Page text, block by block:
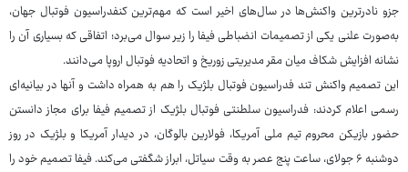
جزو نادرترین واکنش‌ها در سال‌های اخیر است که مهم‌ترین کنفدراسیون فوتبال جهان،
به‌صورت علنی یکی از تصمیمات انضباطی فیفا را زیر سوال می‌برد؛ اتفاقی که بسیاری آن را
نشانه افزایش شکاف میان مقر مدیریتی زوریخ و اتحادیه فوتبال اروپا می‌دانند.
این تصمیم واکنش تند فدراسیون فوتبال بلژیک را هم به همراه داشت و آنها در بیانیه‌ای
رسمی اعلام کردند: فدراسیون سلطنتی فوتبال بلژیک از تصمیم فیفا برای مجاز دانستن
حضور بازیکن محروم تیم ملی آمریکا، فولارین بالوگان، در دیدار آمریکا و بلژیک در روز
دوشنبه ۶ جولای، ساعت پنج عصر به وقت سیاتل، ابراز شگفتی می‌کند. فیفا تصمیم خود را